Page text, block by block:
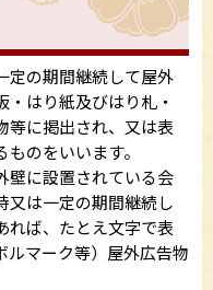
定の期間継続して屋外
はり紙及びはり札・
等に掲出され、又は表
のをいいます。
壁に設置されている会
又は一定の期間継続し
れば、たとえ文字で表
ルマーク等）屋外広告物